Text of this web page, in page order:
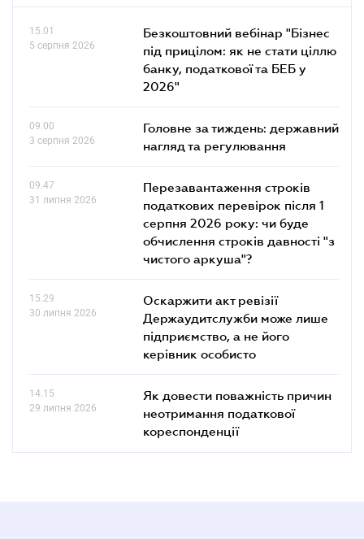
15.01
5 серпня 2026
Безкоштовний вебінар "Бізнес
під прицілом: як не стати ціллю
банку, податкової та БЕБ у
2026"
09.00
3 серпня 2026
Головне за тиждень: державний
нагляд та регулювання
09.47
31 липня 2026
Перезавантаження строків
податкових перевірок після 1
серпня 2026 року: чи буде
обчислення строків давності "з
чистого аркуша"?
15.29
30 липня 2026
Оскаржити акт ревізії
Держаудитслужби може лише
підприємство, а не його
керівник особисто
14.15
29 липня 2026
Як довести поважність причин
неотримання податкової
кореспонденції